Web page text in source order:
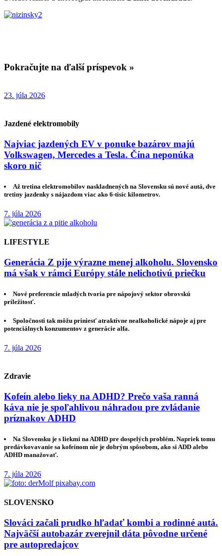
Pokračujte na ďalší príspevok »
23. júla 2026
Jazdené elektromobily
Najviac jazdených EV v ponuke bazárov majú
Volkswagen, Mercedes a Tesla. Čína neponúka
skoro nič
Až tretina elektromobilov naskladnených na Slovensku sú nové autá, dve
tretiny jazdenky s nájazdom viac ako 6-tisíc kilometrov.
7. júla 2026
LIFESTYLE
Generácia Z pije výrazne menej alkoholu. Slovensko
má však v rámci Európy stále nelichotivú priečku
Nové preferencie mladých tvoria pre nápojový sektor obrovskú
príležitosť.
Spoločnosti tak môžu priniesť atraktívne nealkoholické nápoje aj pre
potenciálnych konzumentov z generácie alfa.
7. júla 2026
Zdravie
Kofeín alebo lieky na ADHD? Prečo vaša ranná
káva nie je spoľahlivou náhradou pre zvládanie
príznakov ADHD
Na Slovensku je s liekmi na ADHD pre dospelých problém. Napriek tomu
predávkovavanie sa kofeínom nie je dobrým spôsobom, ako si ADD alebo
ADHD manažovať.
7. júla 2026
SLOVENSKO
Slováci začali prudko hľadať kombi a rodinné autá.
Najväčší autobazár zverejnil dáta pôvodne určené
pre autopredajcov